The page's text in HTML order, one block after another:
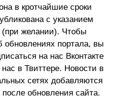
в кротчайшие сроки
с указанием
(при желании). Чтобы
обновлениях портала, вы
на нас Вконтакте
в Твиттере. Новости в
сетях добавляются
после обновления сайта.